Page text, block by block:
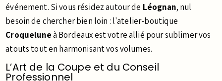
événement. Si vous résidez autour de Léognan, nul
besoin de chercher bien loin : l'atelier-boutique
Croqueluneà Bordeaux est votre allié pour sublimer vos
atouts tout en harmonisant vos volumes.
L’Art de la Coupe et du Conseil
Professionnel